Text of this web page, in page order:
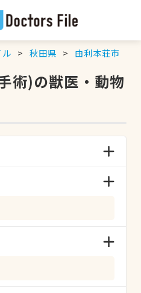
秋田県 由利本荘市
術)の獣医・動物